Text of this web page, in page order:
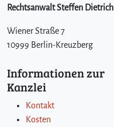
Rechtsanwalt Steffen Dietrich
Wiener Straße 7
10999 Berlin-Kreuzberg
Informationen zur
Kanzlei
Kontakt
Kosten